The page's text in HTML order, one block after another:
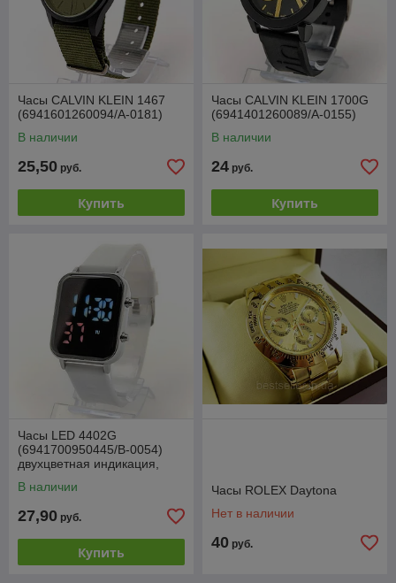
Часы CALVIN KLEIN 1467
(6941601260094/A-0181)
В наличии
25,50 руб.
Купить
Часы CALVIN KLEIN 1700G
(6941401260089/A-0155)
В наличии
24 руб.
Купить
Часы LED 4402G
(6941700950445/B-0054)
двухцветная индикация,
В наличии
27,90 руб.
Купить
Часы ROLEX Daytona
Нет в наличии
40 руб.